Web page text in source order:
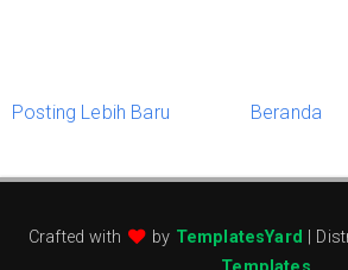
Posting Lebih Baru Beranda
Crafted with by TemplatesYard |